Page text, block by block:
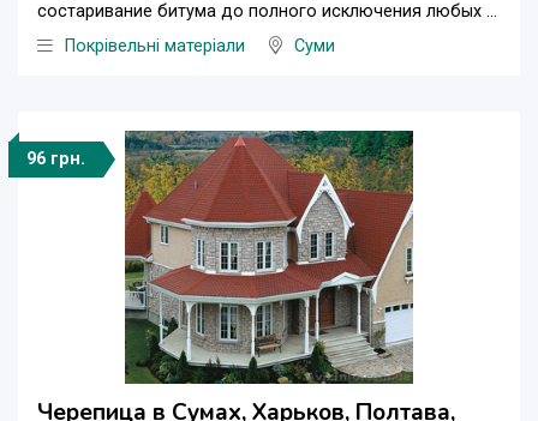
состаривание битума до полного исключения любых ...
Покрівельні матеріали
Суми
96 грн.
Черепица в Сумах, Харьков, Полтава,